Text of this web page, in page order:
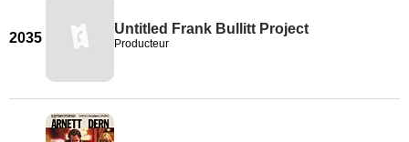
2035
Untitled Frank Bullitt Project
Producteur